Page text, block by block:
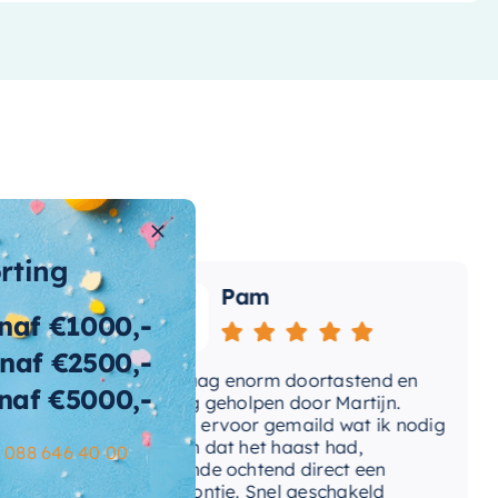
Pam
Vandaag enorm doortastend en
prettig geholpen door Martijn.
Avond ervoor gemaild wat ik nodig
had en dat het haast had,
volgende ochtend direct een
telefoontje. Snel geschakeld
€1000,-
€2500,-
€5000,-
088 646 40 00